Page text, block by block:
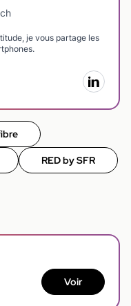
je vous partage les
RED by SFR
Voir